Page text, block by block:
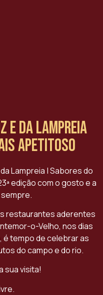
e da Lampreia
apetitoso
Lampreia | Sabores do
edição com o gosto e a
restaurantes aderentes
o-Velho, nos dias
é tempo de celebrar as
do campo e do rio.
sua visita!